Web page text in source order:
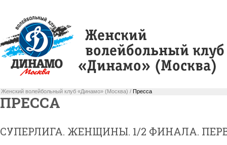
Женский волейбольный клуб «Динамо» (Москва) / Пресса
ПРЕССА
СУПЕРЛИГА. ЖЕНЩИНЫ. 1/2 ФИНАЛА.